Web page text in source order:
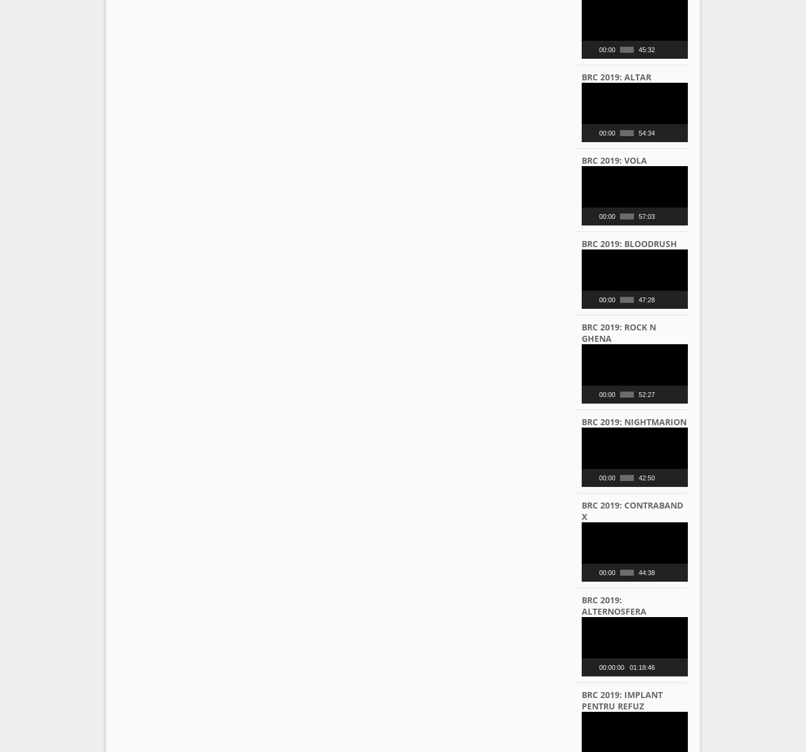
00:00 45:32
BRC 2019: ALTAR
00:00 54:34
BRC 2019: VOLA
00:00 57:03
BRC 2019: BLOODRUSH
00:00 47:28
BRC 2019: ROCK N
GHENA
00:00 52:27
BRC 2019: NIGHTMARION
00:00 42:50
BRC 2019: CONTRABAND
X
00:00 44:38
BRC 2019:
ALTERNOSFERA
00:00:00 01:18:46
BRC 2019: IMPLANT
PENTRU REFUZ